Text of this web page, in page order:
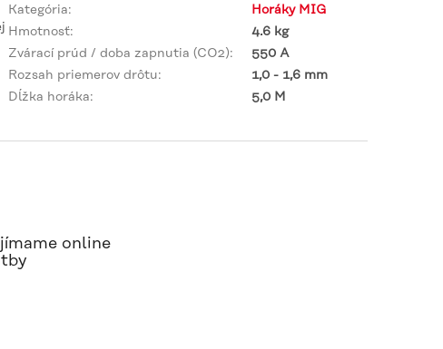
Kategória:
Horáky MIG
Hmotnosť:
4.6 kg
Zvárací prúd / doba zapnutia (CO2):
550 A
Rozsah priemerov drôtu:
1,0 - 1,6 mm
Dĺžka horáka: 5,0 M
online